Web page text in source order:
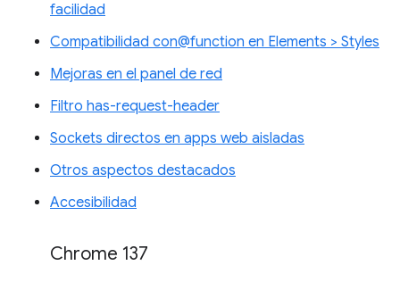
facilidad
Compatibilidad con@function en Elements > Styles
Mejoras en el panel de red
Filtro has-request-header
Sockets directos en apps web aisladas
Otros aspectos destacados
Accesibilidad
Chrome 137